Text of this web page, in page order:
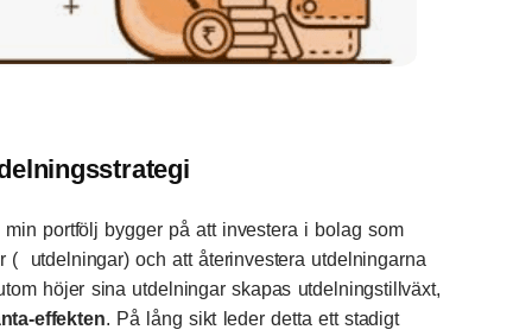
portfölj bygger på att investera i bolag som
( utdelningar) och att återinvestera utdelningarna
höjer sina utdelningar skapas utdelningstillväxt,
effekten. På lång sikt leder detta ett stadigt